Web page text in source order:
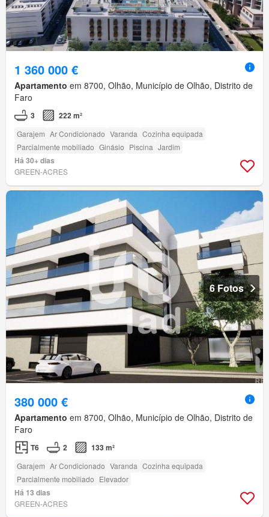
1 360 000 €
Apartamento em 8700, Olhão, Município de Olhão, Distrito de
Faro
3 222 m²
Garajem Ar Condicionado Varanda Cozinha equipada
Parcialmente mobiliado Ginásio Piscina Jardim
Há 30+ dias
GREEN-ACRES
6 Fotos
380 000 €
Apartamento em 8700, Olhão, Município de Olhão, Distrito de
Faro
T6 2 133 m²
Garajem Ar Condicionado Varanda Cozinha equipada
Parcialmente mobiliado Elevador
Há 13 dias
GREEN-ACRES